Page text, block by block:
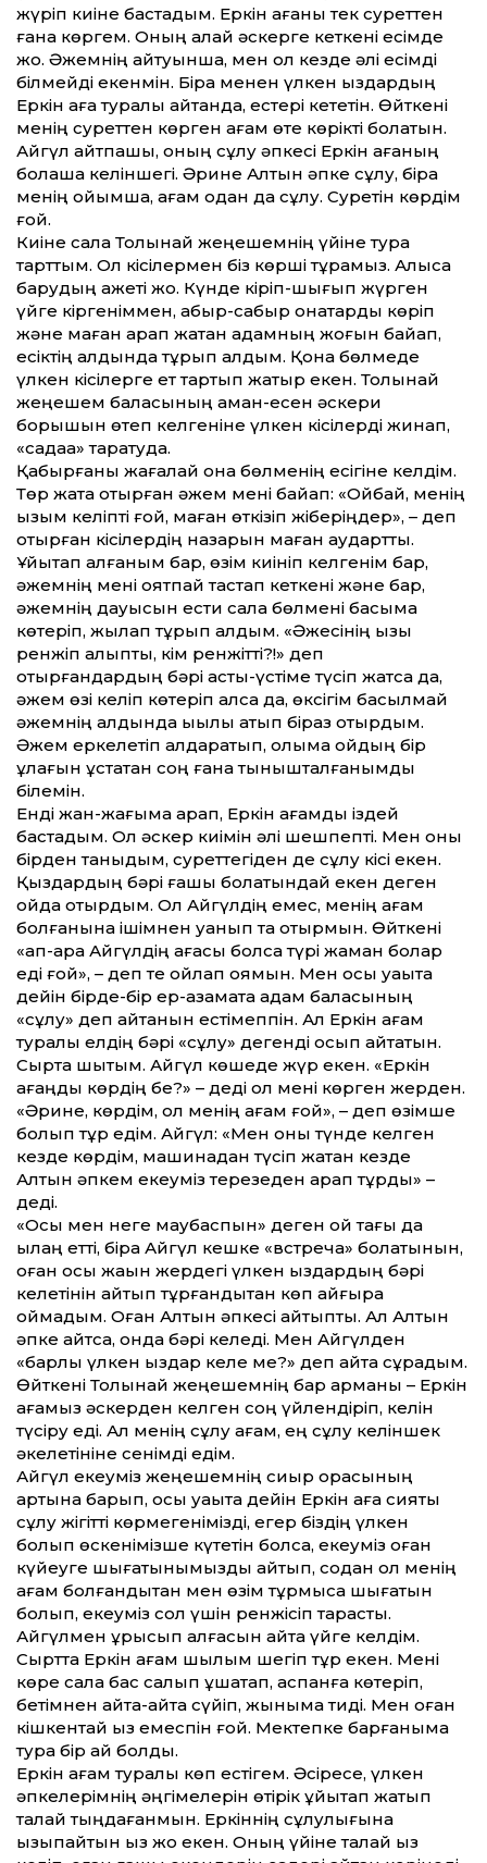
жүріп киіне бастадым. Еркін ағаны тек суреттен
ғана көргем. Оның қалай әскерге кеткені есімде
жоқ. Әжемнің айтуынша, мен ол кезде әлі есімді
білмейді екенмін. Бірақ менен үлкен қыздардың
Еркін аға туралы айтқанда, естері кететін. Өйткені
менің суреттен көрген ағам өте көрікті болатын.
Айгүл айтпақшы, оның сұлу әпкесі Еркін ағаның
болашақ келіншегі. Әрине Алтын әпке сұлу, бірақ
менің ойымша, ағам одан да сұлу. Суретін көрдім
ғой.
Киіне сала Толқынай жеңешемнің үйі­не тура
тарттым. Ол кісілермен біз көрші тұрамыз. Алысқа
барудың қажеті жоқ. Күнде кіріп-шығып жүрген
үйге кіргеніммен, абыр-сабыр қонақтарды көріп
және маған қарап жатқан адамның жоғын байқап,
есіктің алдында тұрып қалдым. Қонақ бөлмеде
үлкен кісілерге ет тартып жатыр екен. Толқынай
жеңешем баласының аман-есен әскери
борышын өтеп келгеніне үлкен кісілерді жинап,
«садақа» таратуда.
Қабырғаны жағалай қонақ бөлменің есігіне келдім.
Төр жақта отырған әжем мені байқап: «Ойбай, менің
қызым келіпті ғой, маған өткізіп жіберіңдер», – деп
отырған кісілердің назарын маған аударт­ты.
Ұйықтап қалғаным бар, өзім киініп келгенім бар,
әжемнің мені оятпай тастап кеткені және бар,
әжемнің дауысын ести сала бөлмені басыма
көтеріп, жылап тұрып алдым. «Әжесінің қызы
ренжіп қалыпты, кім ренжітті?!» деп
отырғандардың бәрі асты-үстіме түсіп жатса да,
әжем өзі келіп көтеріп алса да, өксігім басылмай
әжемнің алдында ықылық атып біраз отырдым.
Әжем еркелетіп алдарқатып, қолыма қойдың бір
құлағын ұстатқан соң ғана тынышталғанымды
білемін.
Енді жан-жағыма қарап, Еркін ағамды іздей
бастадым. Ол әскер киімін әлі шешпепті. Мен оны
бірден таныдым, суреттегіден де сұлу кісі екен.
Қыздардың бәрі ғашық болатындай екен деген
ойда отырдым. Ол Айгүлдің емес, менің ағам
болғанына ішімнен қуанып та отырмын. Өйткені
«қап-қара Айгүлдің ағасы болса түрі жаман болар
еді ғой», – деп те ойлап қоямын. Мен осы уақытқа
дейін бірде-бір ер-азаматқа адам баласының
«сұлу» деп айтқанын естімеппін. Ал Еркін ағам
туралы елдің бәрі «сұлу» дегенді қосып айтатын.
Сыртқа шықтым. Айгүл көшеде жүр екен. «Еркін
ағаңды көрдің бе?» – деді ол мені көрген жерден.
«Әрине, көрдім, ол менің ағам ғой», – деп өзімше
болып тұр едім. Айгүл: «Мен оны түнде келген
кезде көрдім, машинадан түсіп жатқан кезде
Алтын әпкем екеуміз терезеден қарап тұрдық» –
деді.
«Осы мен неге маубаспын» деген ой тағы да
қылаң етті, бірақ Айгүл кешке «встреча» болатынын,
оған осы жақын жердегі үлкен қыздардың бәрі
келетінін айтып тұрғандықтан көп қайғыра
қоймадым. Оған Алтын әпкесі айтыпты. Ал Алтын
әпке айтса, онда бәрі келеді. Мен Айгүлден
«барлық үлкен қыздар келе ме?» деп қайта сұрадым.
Өйткені Толқынай жеңешемнің бар арманы – Еркін
ағамыз әскерден келген соң үйлендіріп, келін
түсіру еді. Ал менің сұлу ағам, ең сұлу келіншек
әкелетініне сенімді едім.
Айгүл екеуміз жеңешемнің сиыр қорасының
артына барып, осы уақытқа дейін Еркін аға сияқты
сұлу жігітті көрмегенімізді, егер біздің үлкен
болып өскенімізше күтетін болса, екеуміз оған
күйеуге шығатынымызды айтып, содан ол менің
ағам болғандықтан мен өзім тұрмысқа шығатын
болып, екеуміз сол үшін ренжісіп тарастық.
Айгүлмен ұрысып қалғасын қайта үйге келдім.
Сыртта Еркін ағам шылым шегіп тұр екен. Мені
көре сала бас салып құшақтап, аспанға көтеріп,
бетімнен қайта-қайта сүйіп, жыныма тиді. Мен оған
кішкентай қыз емеспін ғой. Мектепке барғаныма
тура бір ай болды.
Еркін ағам туралы көп естігем. Әсіресе, үлкен
әпкелерімнің әңгімелерін өтірік ұйықтап жатып
талай тыңдағанмын. Еркіннің сұлулығына
қызықпайтын қыз жоқ екен. Оның үйіне талай қыз